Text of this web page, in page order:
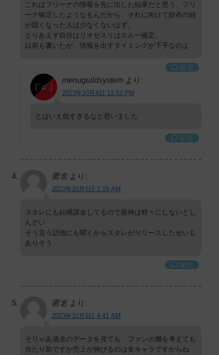
これはフリーナの情報を先に出した結果だと思う。フリ
ーナ確定したようなもんだから、それに向けて財布の紐
が固くなった人は少なくないはず。
とりあえず自分はリオセスリはスルー確定。
以前も書いたが、情報を出すタイミングが下手なのよ…
返信
menuguildsystem より:
2023年10月4日 11:52 PM
とはいえ低すぎるなと思いました
返信
匿名 より:
2023年10月5日 2:19 AM
スタレにも結構課金してるので原神は程々にしないとし
んどい
そう言う話他にも聞くからスタレがリリースしたせいも
ありそう
返信
匿名 より:
2023年10月5日 4:41 AM
そりゃあ過去のデータを見ても、ファンの層を考えても
当たり前ですが売上が伸びるのは女キャラですからね